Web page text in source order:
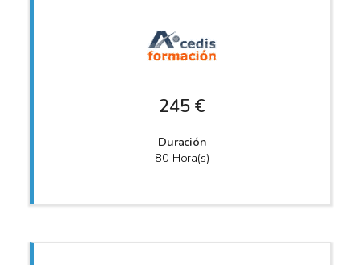
245 €
Duración
80 Hora(s)